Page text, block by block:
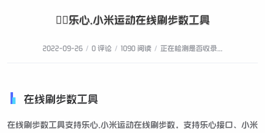
🏃‍♂️乐心,小米运动在线刷步数工具
2022-09-26 / 0 评论 / 1090 阅读 / 正在检测是否收录...
在线刷步数工具
在线刷步数工具支持乐心,小米运动在线刷步数，支持乐心接口、小米